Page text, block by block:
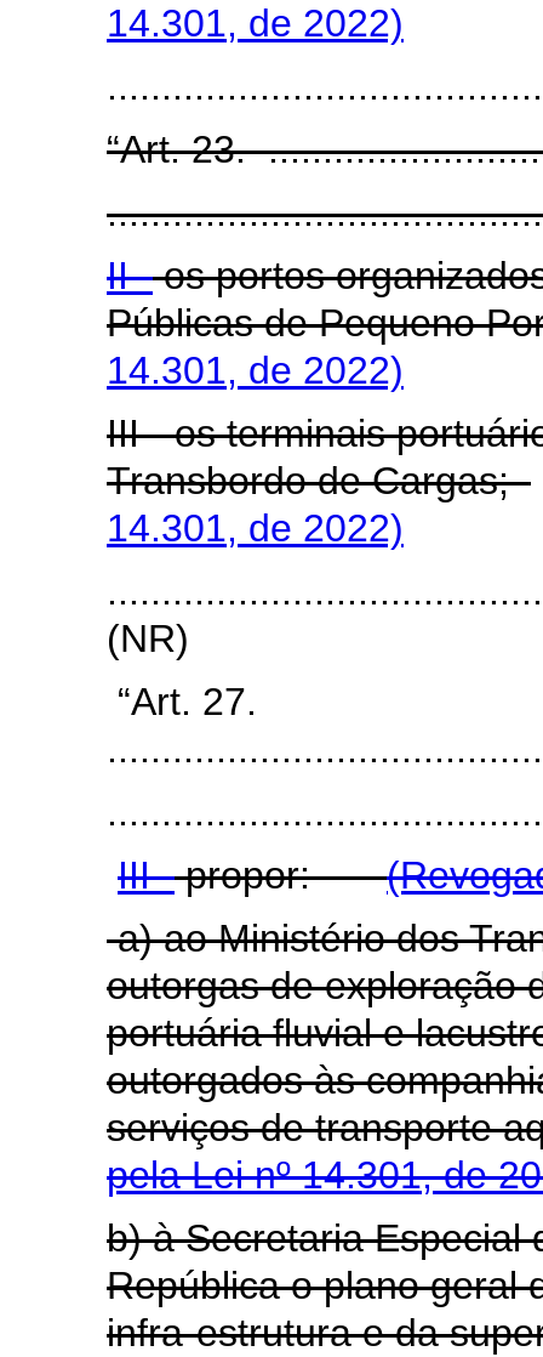
14.301, de 2022)
“Art. 23.
II -os portos
Públicas de Pequeno
14.301, de 2022)
III - os terminais
Transbordo de Cargas;
14.301, de 2022)
(NR)
“Art. 27.
III -propor:
a) ao Ministério dos
outorgas de exploração
portuária fluvial e
outorgados às
serviços de
pela Lei nº 14.301, de
b) à Secretaria Especial
República o plano geral
infra-estrutura e da